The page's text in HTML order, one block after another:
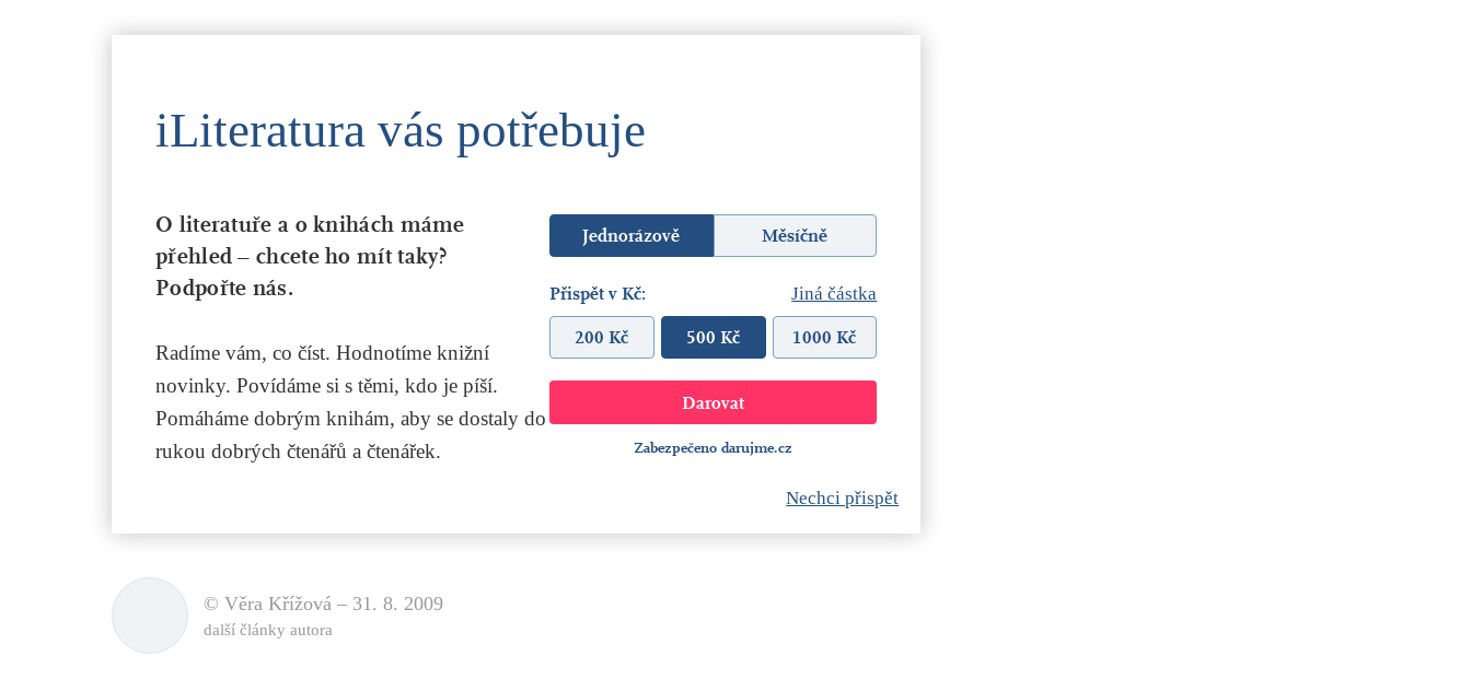
iLiteratura vás potřebuje
O literatuře a o knihách máme
přehled – chcete ho mít taky?
Podpořte nás.
Radíme vám, co číst. Hodnotíme knižní
novinky. Povídáme si s těmi, kdo je píší.
Pomáháme dobrým knihám, aby se dostaly do
rukou dobrých čtenářů a čtenářek.
Jednorázově Měsíčně
Přispět v Kč: Jiná částka
200 Kč 500 Kč 1000 Kč
Zabezpečeno darujme.cz
Nechci přispět
© Věra Křížová – 31. 8. 2009
další články autora